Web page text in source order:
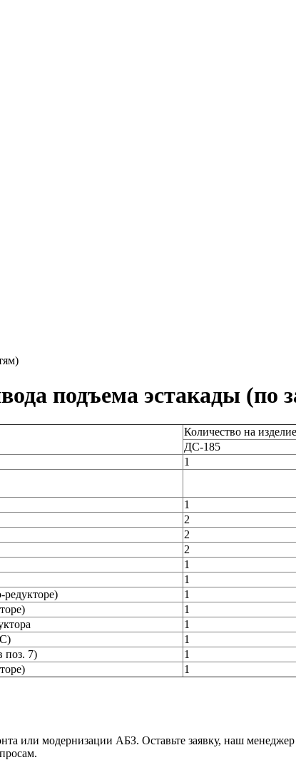
подъема эстакады (по
Количество на изделие
ДС-185
1
1
2
2
2
1
1
1
1
1
1
поз. 7) 1
1
или модернизации АБЗ. Оставьте заявку, наш